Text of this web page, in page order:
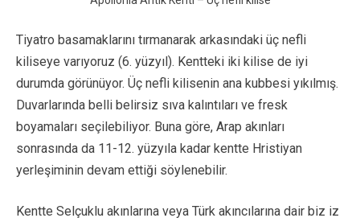
Tiyatro basamaklarını tırmanarak arkasındaki üç nefli
kiliseye varıyoruz (6. yüzyıl). Kentteki iki kilise de iyi
durumda görünüyor. Üç nefli kilisenin ana kubbesi yıkılmış.
Duvarlarında belli belirsiz sıva kalıntıları ve fresk
boyamaları seçilebiliyor. Buna göre, Arap akınları
sonrasında da 11-12. yüzyıla kadar kentte Hristiyan
yerleşiminin devam ettiği söylenebilir.
Kentte Selçuklu akınlarına veya Türk akıncılarına dair biz iz